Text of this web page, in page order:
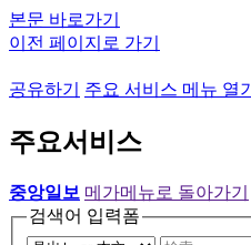
본문 바로가기
이전 페이지로 가기
공유하기 주요 서비스 메뉴 열기
주요서비스
중앙일보 메가메뉴로 돌아가기
검색어 입력폼